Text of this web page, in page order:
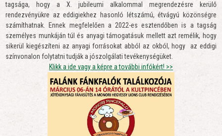
tagsága, hogy a X. jubileumi alkalommal megrendezésre kerülő
rendezvényükre az eddigiekhez hasonló létszámú, étvágyú közönségre
számíthatnak. Ennek megfelelően a 2022-es esztendőben is a tagság
személyes munkáján túl és anyagi támogatásuk mellett azt remélik, hogy
sikerül kiegészíteni az anyagi forrásokat abból az okból, hogy az eddigi
színvonalon folytatni tudják a jószolgálati tevékenységüket.
Klikk a ide vagy a képre a további infókért! >>